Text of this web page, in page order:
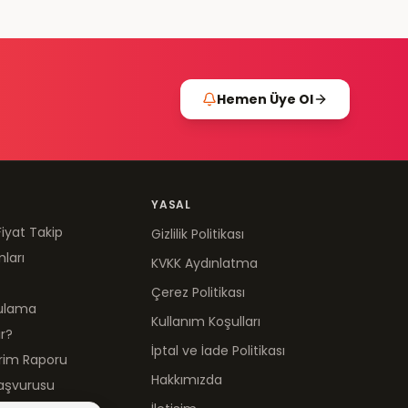
Hemen Üye Ol
Takip
Raporu
YASAL
Gizlilik Politikası
KVKK Aydınlatma
Çerez Politikası
Kullanım Koşulları
İptal ve İade Politikası
Hakkımızda